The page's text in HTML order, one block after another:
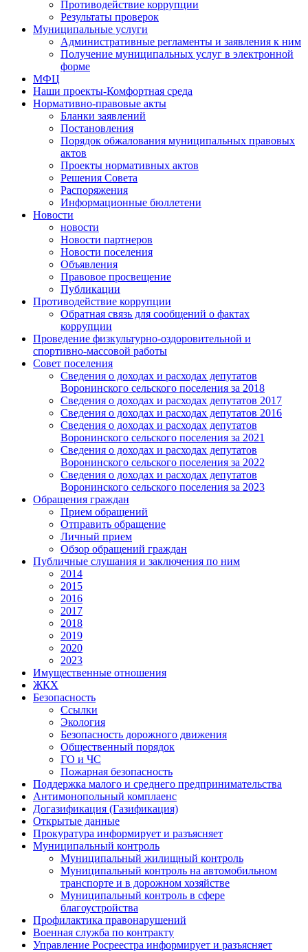
Противодействие коррупции
Результаты проверок
Муниципальные услуги
Административные регламенты и заявления к ним
Получение муниципальных услуг в электронной
форме
МФЦ
Наши проекты-Комфортная среда
Нормативно-правовые акты
Бланки заявлений
Постановления
Порядок обжалования муниципальных правовых
актов
Проекты нормативных актов
Решения Совета
Распоряжения
Информационные бюллетени
Новости
новости
Новости партнеров
Новости поселения
Объявления
Правовое просвещение
Публикации
Противодействие коррупции
Обратная связь для сообщений о фактах
коррупции
Проведение физкультурно-оздоровительной и
спортивно-массовой работы
Совет поселения
Сведения о доходах и расходах депутатов
Воронинского сельского поселения за 2018
Сведения о доходах и расходах депутатов 2017
Сведения о доходах и расходах депутатов 2016
Сведения о доходах и расходах депутатов
Воронинского сельского поселения за 2021
Сведения о доходах и расходах депутатов
Воронинского сельского поселения за 2022
Сведения о доходах и расходах депутатов
Воронинского сельского поселения за 2023
Обращения граждан
Прием обращений
Отправить обращение
Личный прием
Обзор обращений граждан
Публичные слушания и заключения по ним
2014
2015
2016
2017
2018
2019
2020
2023
Имущественные отношения
ЖКХ
Безопасность
Ссылки
Экология
Безопасность дорожного движения
Общественный порядок
ГО и ЧС
Пожарная безопасность
Поддержка малого и среднего предпринимательства
Антимонопольный комплаенс
Догазификация (Газификация)
Открытые данные
Прокуратура информирует и разъясняет
Муниципальный контроль
Муниципальный жилищный контроль
Муниципальный контроль на автомобильном
транспорте и в дорожном хозяйстве
Муниципальный контроль в сфере
благоустройства
Профилактика правонарушений
Военная служба по контракту
Управление Росреестра информирует и разъясняет